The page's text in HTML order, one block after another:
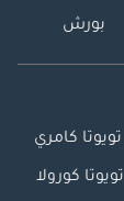
بورش
تويوتا كامري
تويوتا كورولا